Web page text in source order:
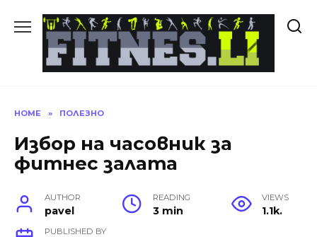
HOME » ПОЛЕЗНО
Избор на часовник за
фитнес залата
AUTHOR
pavel
READING
3 min
VIEWS
1.1k.
PUBLISHED BY